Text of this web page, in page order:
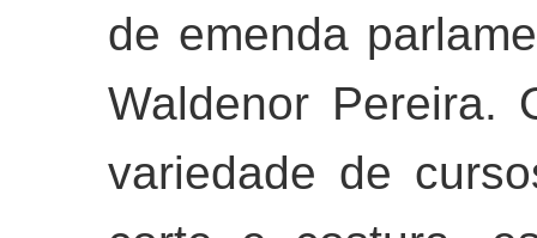
de emenda
Waldenor Pereira.
variedade de